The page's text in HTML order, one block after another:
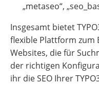
„metaseo“,
Insgesamt bietet
flexible Plattform zum
Websites, die für
der richtigen
ihr die SEO Ihrer